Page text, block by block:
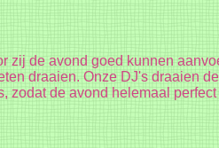
zij de avond goed kunnen
draaien. Onze DJ's draaien
zodat de avond helemaal perfect